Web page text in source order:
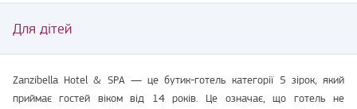
Для дітей
Zanzibella Hotel & SPA — це бутик-готель категорії 5 зірок, який
приймає гостей віком від 14 років. Це означає, що готель не